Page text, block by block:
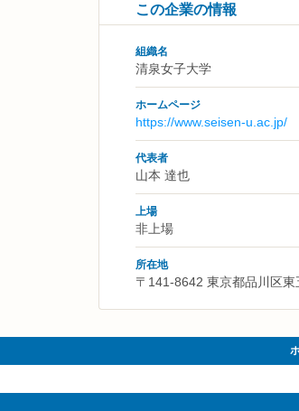
この企業の情報
組織名
清泉女子大学
ホームページ
https://www.seisen-u.ac.jp/
代表者
山本 達也
上場
非上場
所在地
〒141-8642 東京都品川区東